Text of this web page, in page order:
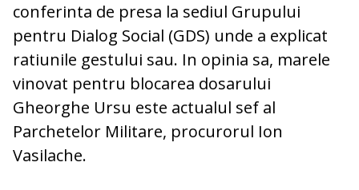
conferinta de presa la sediul Grupului
pentru Dialog Social (GDS) unde a explicat
ratiunile gestului sau. In opinia sa, marele
vinovat pentru blocarea dosarului
Gheorghe Ursu este actualul sef al
Parchetelor Militare, procurorul Ion
Vasilache.